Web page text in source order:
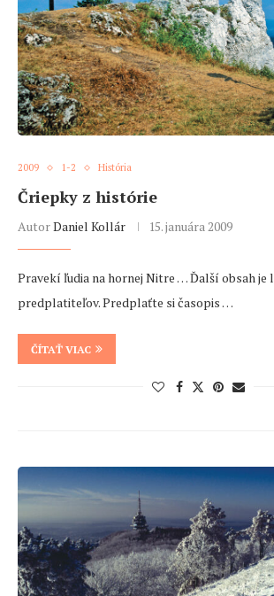
2009 1-2 História
Čriepky z histórie
AutorDaniel Kollár 15. januára 2009
Pravekí ľudia na hornej Nitre … Ďalší obsah je
predplatiteľov. Predplaťte si časopis …
ČÍTAŤ VIAC